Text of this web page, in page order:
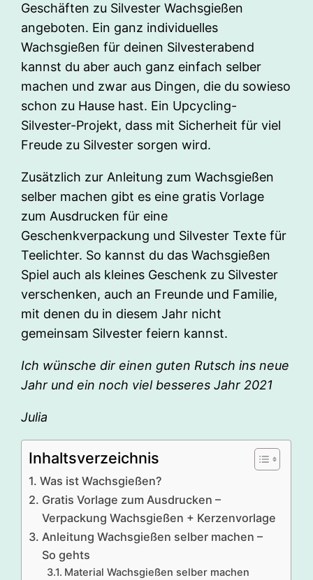
Geschäften zu Silvester Wachsgießen
angeboten. Ein ganz individuelles
Wachsgießen für deinen Silvesterabend
kannst du aber auch ganz einfach selber
machen und zwar aus Dingen, die du sowieso
schon zu Hause hast. Ein Upcycling-
Silvester-Projekt, dass mit Sicherheit für viel
Freude zu Silvester sorgen wird.
Zusätzlich zur Anleitung zum Wachsgießen
selber machen gibt es eine gratis Vorlage
zum Ausdrucken für eine
Geschenkverpackung und Silvester Texte für
Teelichter. So kannst du das Wachsgießen
Spiel auch als kleines Geschenk zu Silvester
verschenken, auch an Freunde und Familie,
mit denen du in diesem Jahr nicht
gemeinsam Silvester feiern kannst.
Ich wünsche dir einen guten Rutsch ins neue
Jahr und ein noch viel besseres Jahr 2021
Julia
Inhaltsverzeichnis
Was ist Wachsgießen?
Gratis Vorlage zum Ausdrucken –
Verpackung Wachsgießen + Kerzenvorlage
Anleitung Wachsgießen selber machen –
So gehts
Material Wachsgießen selber machen